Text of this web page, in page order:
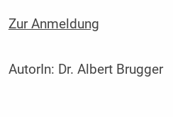
Zur Anmeldung
AutorIn: Dr. Albert Brugger